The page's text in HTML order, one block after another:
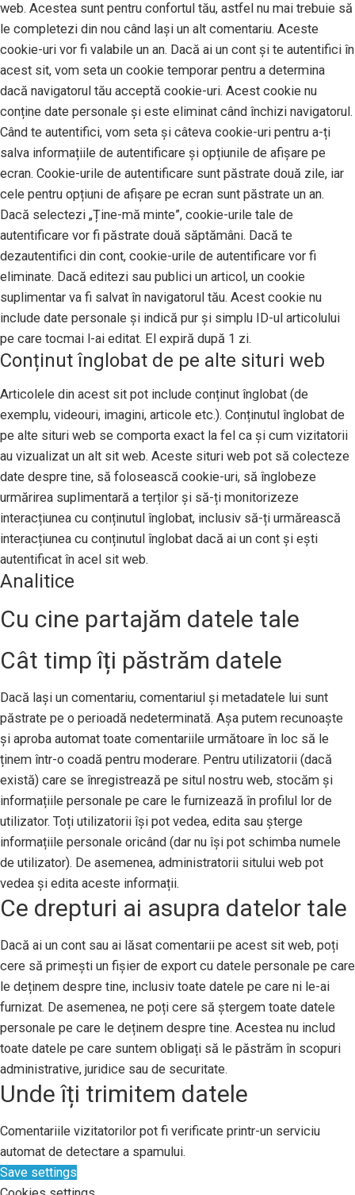
web. Acestea sunt pentru confortul tău, astfel nu mai trebuie să
le completezi din nou când lași un alt comentariu. Aceste
cookie-uri vor fi valabile un an. Dacă ai un cont și te autentifici în
acest sit, vom seta un cookie temporar pentru a determina
dacă navigatorul tău acceptă cookie-uri. Acest cookie nu
conține date personale și este eliminat când închizi navigatorul.
Când te autentifici, vom seta și câteva cookie-uri pentru a-ți
salva informațiile de autentificare și opțiunile de afișare pe
ecran. Cookie-urile de autentificare sunt păstrate două zile, iar
cele pentru opțiuni de afișare pe ecran sunt păstrate un an.
Dacă selectezi „Ține-mă minte”, cookie-urile tale de
autentificare vor fi păstrate două săptămâni. Dacă te
dezautentifici din cont, cookie-urile de autentificare vor fi
eliminate. Dacă editezi sau publici un articol, un cookie
suplimentar va fi salvat în navigatorul tău. Acest cookie nu
include date personale și indică pur și simplu ID-ul articolului
pe care tocmai l-ai editat. El expiră după 1 zi.
Conținut înglobat de pe alte situri web
Articolele din acest sit pot include conținut înglobat (de
exemplu, videouri, imagini, articole etc.). Conținutul înglobat de
pe alte situri web se comporta exact la fel ca și cum vizitatorii
au vizualizat un alt sit web. Aceste situri web pot să colecteze
date despre tine, să folosească cookie-uri, să înglobeze
urmărirea suplimentară a terților și să-ți monitorizeze
interacțiunea cu conținutul înglobat, inclusiv să-ți urmărească
interacțiunea cu conținutul înglobat dacă ai un cont și ești
autentificat în acel sit web.
Analitice
Cu cine partajăm datele tale
Cât timp îți păstrăm datele
Dacă lași un comentariu, comentariul și metadatele lui sunt
păstrate pe o perioadă nedeterminată. Așa putem recunoaște
și aproba automat toate comentariile următoare în loc să le
ținem într-o coadă pentru moderare. Pentru utilizatorii (dacă
există) care se înregistrează pe situl nostru web, stocăm și
informațiile personale pe care le furnizează în profilul lor de
utilizator. Toți utilizatorii își pot vedea, edita sau șterge
informațiile personale oricând (dar nu își pot schimba numele
de utilizator). De asemenea, administratorii sitului web pot
vedea și edita aceste informații.
Ce drepturi ai asupra datelor tale
Dacă ai un cont sau ai lăsat comentarii pe acest sit web, poți
cere să primești un fișier de export cu datele personale pe care
le deținem despre tine, inclusiv toate datele pe care ni le-ai
furnizat. De asemenea, ne poți cere să ștergem toate datele
personale pe care le deținem despre tine. Acestea nu includ
toate datele pe care suntem obligați să le păstrăm în scopuri
administrative, juridice sau de securitate.
Unde îți trimitem datele
Comentariile vizitatorilor pot fi verificate printr-un serviciu
automat de detectare a spamului.
Save settings